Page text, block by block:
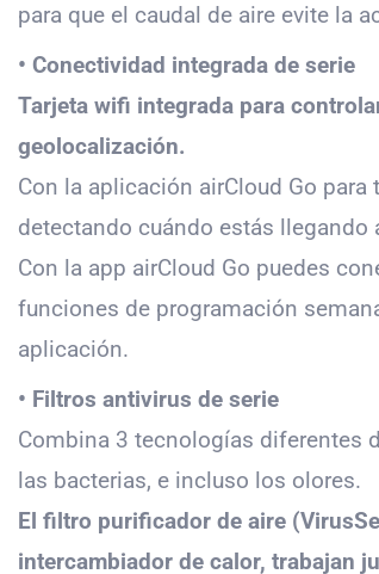
para que el caudal de aire evite la
• Conectividad integrada de serie
Tarjeta wifi integrada para
geolocalización.
Con la aplicación airCloud Go
detectando cuándo estás llegando
Con la app airCloud Go puedes
funciones de programación
aplicación.
• Filtros antivirus de serie
Combina 3 tecnologías diferentes
las bacterias, e incluso los olores.
El filtro purificador de aire
intercambiador de calor, trabajan